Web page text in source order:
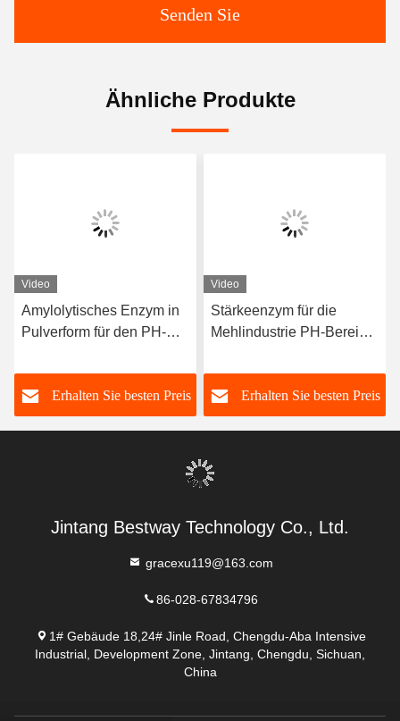
Senden Sie
Ähnliche Produkte
Video
Amylolytisches Enzym in
Pulverform für den PH-
verschiedenen
Herstellungsprozessen
Erhalten Sie besten Preis
Video
Stärkeenzym für die
Mehlindustrie PH-Bereich
bestimmen optimale
Dosierung
Erhalten Sie besten Preis
Jintang Bestway Technology Co., Ltd.
gracexu119@163.com
86-028-67834796
1# Gebäude 18,24# Jinle Road, Chengdu-Aba Intensive
Industrial, Development Zone, Jintang, Chengdu, Sichuan,
China